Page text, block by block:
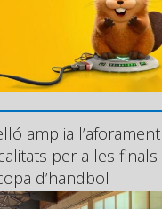
amplia
per a les finals
d’handbol